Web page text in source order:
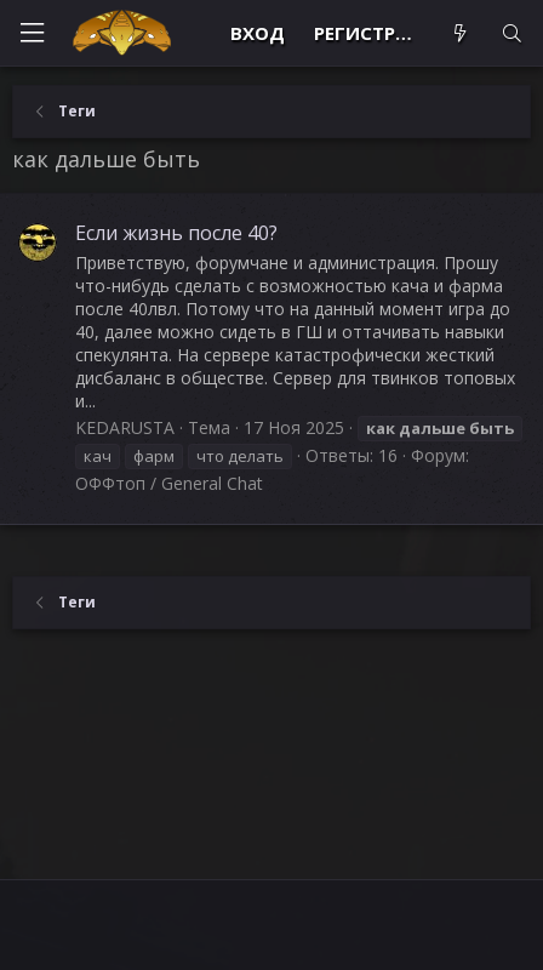
ВХОД РЕГИСТРАЦИЯ
Теги
как дальше быть
Если жизнь после 40?
Приветствую, форумчане и администрация. Прошу
что-нибудь сделать с возможностью кача и фарма
после 40лвл. Потому что на данный момент игра до
40, далее можно сидеть в ГШ и оттачивать навыки
спекулянта. На сервере катастрофически жесткий
дисбаланс в обществе. Сервер для твинков топовых
и...
KEDARUSTA
Тема 17 Ноя 2025 как дальше быть
кач
фарм что делать Ответы: 16
Форум:
ОФФтоп / General Chat
Теги